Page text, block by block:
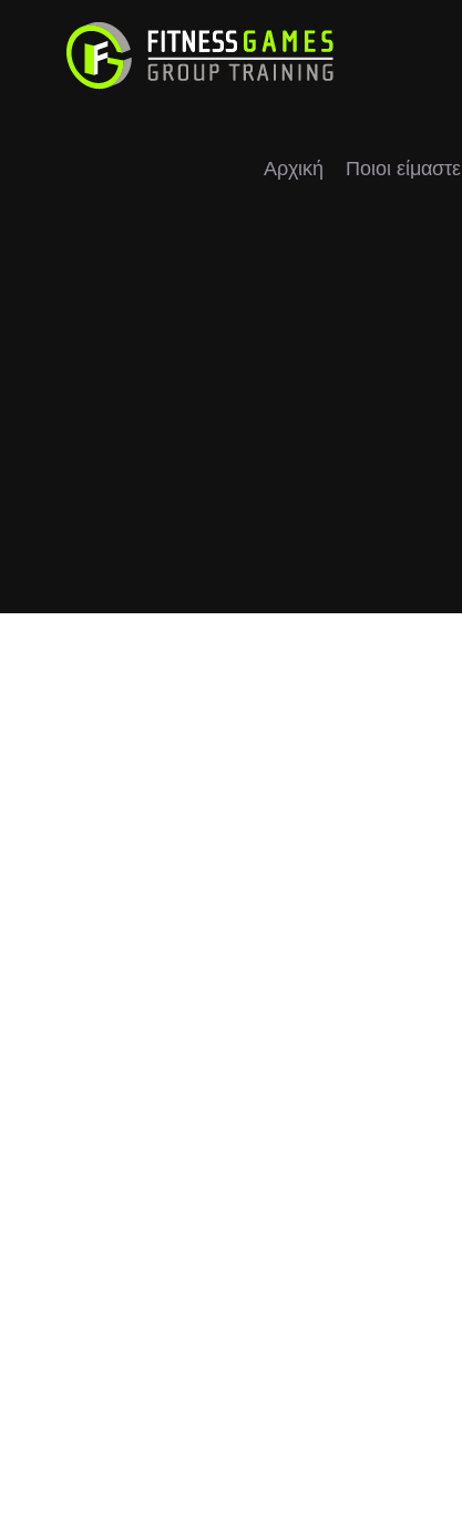
περιεχόμενο
Αρχική Ποιοι είμαστε